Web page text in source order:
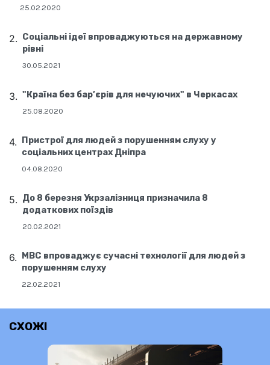
25.02.2020
Соціальні ідеї впроваджуються на державному
рівні
30.05.2021
"Країна без бар’єрів для нечуючих" в Черкасах
25.08.2020
Пристрої для людей з порушенням слуху у
соціальних центрах Дніпра
04.08.2020
До 8 березня Укрзалізниця призначила 8
додаткових поїздів
20.02.2021
МВС впроваджує сучасні технології для людей з
порушенням слуху
22.02.2021
СХОЖІ